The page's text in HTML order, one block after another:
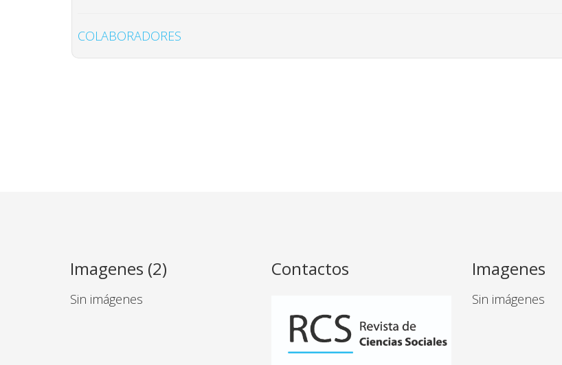
COLABORADORES
Imagenes (2)
Sin imágenes
Contactos Imagenes
Sin imágenes